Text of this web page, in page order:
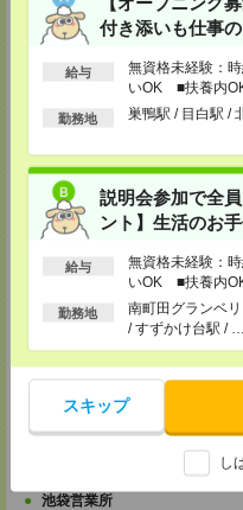
付き添いも仕事
給与
無資格未経験：
いOK ■扶養内
以上
勤務地 巣鴨駅 / 目白駅 /
説明会参加で全
ント】生活のお
給与
無資格未経験：
いOK ■扶養内
以上
勤務地
南町田グランベ
/ すずかけ台駅 / …
スキップ
し
川越営業所
埼玉県川越市脇田本町11-1 川越
TEL：049-238-7117
担当：採用センター
越谷営業所
TEL：048-990-4510
担当：採用センター
錦糸町営業所
東京都墨田区江東橋4-19-3 錦糸
TEL：03-5669-4522
担当：採用センター
新宿営業所
東京都新宿区西新宿1-8-1 新宿
TEL：03-6911-4510
担当：採用センター
立川営業所
東京都立川市曙町2-31-15 日住金
池袋営業所